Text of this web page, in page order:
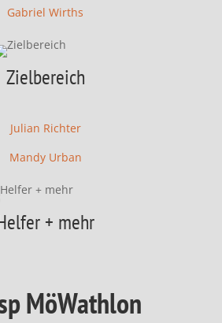
Gabriel Wirths
Zielbereich
Julian Richter
Mandy Urban
+ mehr
MöWathlon